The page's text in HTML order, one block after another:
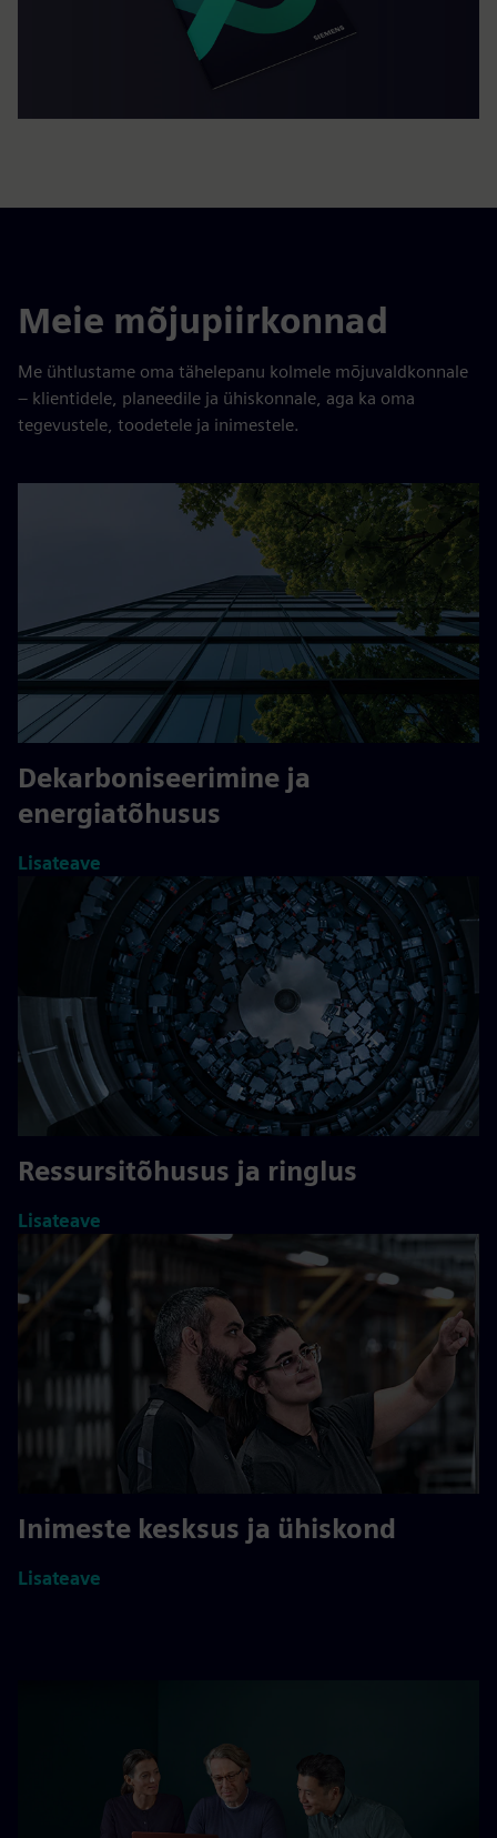
Meie mõjupiirkonnad
Me ühtlustame oma tähelepanu kolmele mõjuvaldkonnale
– klientidele, planeedile ja ühiskonnale, aga ka oma
tegevustele, toodetele ja inimestele.
Dekarboniseerimine ja
energiatõhusus
Lisateave
Ressursitõhusus ja ringlus
Lisateave
Inimeste kesksus ja ühiskond
Lisateave